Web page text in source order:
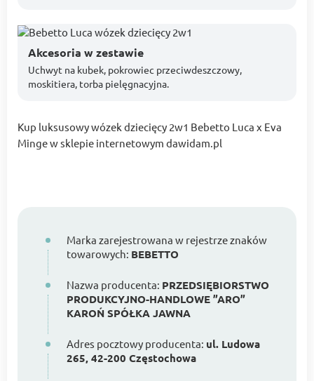
Akcesoria w zestawie
Uchwyt na kubek, pokrowiec przeciwdeszczowy,
moskitiera, torba pielęgnacyjna.
Kup luksusowy wózek dziecięcy 2w1 Bebetto Luca x Eva
Minge w sklepie internetowym dawidam.pl
Marka zarejestrowana w rejestrze znaków
towarowych: BEBETTO
Nazwa producenta: PRZEDSIĘBIORSTWO
PRODUKCYJNO-HANDLOWE ”ARO”
KAROŃ SPÓŁKA JAWNA
Adres pocztowy producenta: ul. Ludowa
265, 42-200 Częstochowa